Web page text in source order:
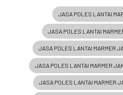
JASA POLES LANTAI
JASA POLES LANTAI
JASA POLES LANTAI MARMER
JASA POLES LANTAI MARMER
JASA POLES LANTAI MARMER